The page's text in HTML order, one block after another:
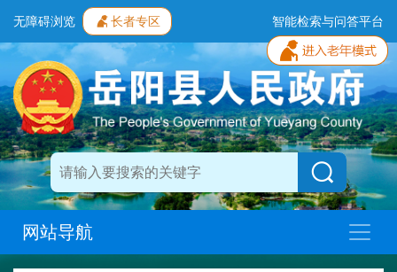
无障碍浏览 长者专区 智能检索与问答平台
网站导航